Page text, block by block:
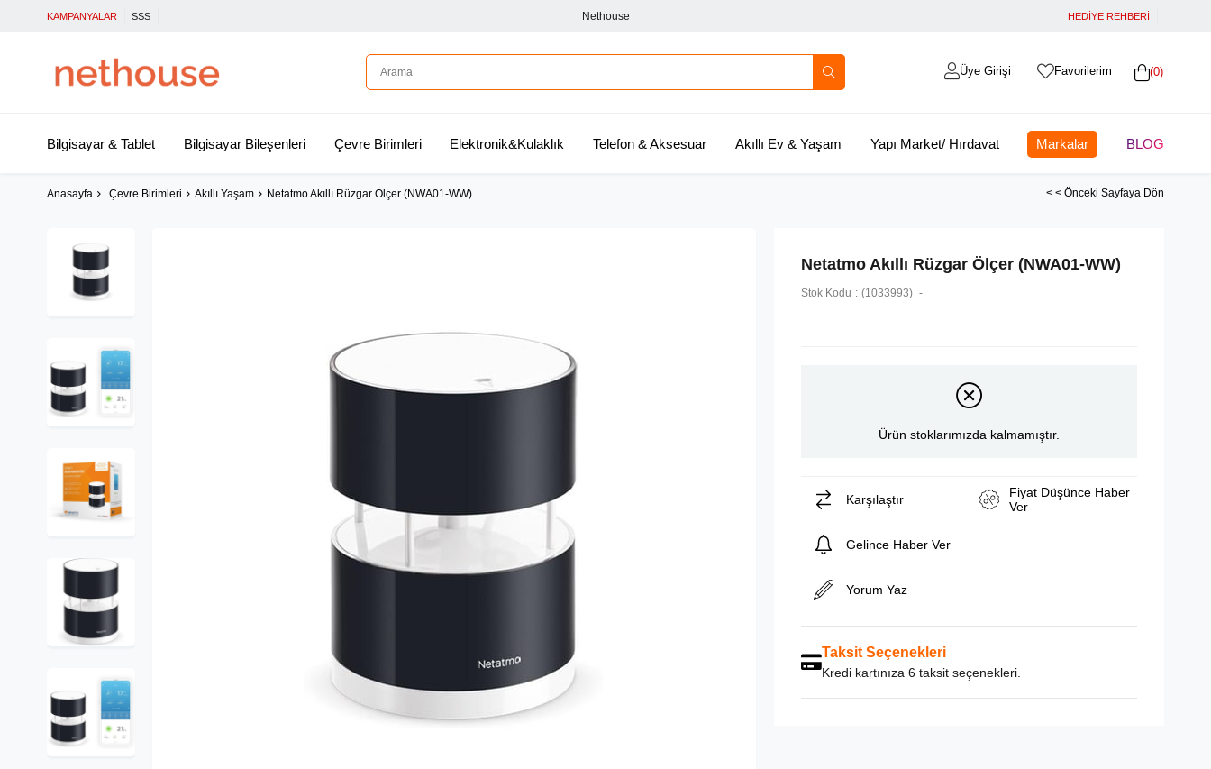
KAMPANYALAR SSS Nethouse HEDİYE REHBERİ
0
Favorilerim
Üye Girişi
Bilgisayar & Tablet Bilgisayar Bileşenleri Çevre Birimleri Elektronik&Kulaklık Telefon & Aksesuar Akıllı Ev & Yaşam Yapı Market/ Hırdavat Markalar BLOG
Anasayfa Çevre Birimleri Akıllı Yaşam Netatmo Akıllı Rüzgar Ölçer (NWA01-WW) < < Önceki Sayfaya Dön
Netatmo Akıllı Rüzgar Ölçer (NWA01-WW)
Stok Kodu (1033993)
Ürün stoklarımızda kalmamıştır.
Karşılaştır
Fiyat Düşünce Haber
Ver
Gelince Haber Ver
Yorum Yaz
Taksit Seçenekleri
Kredi kartınıza 6 taksit seçenekleri.